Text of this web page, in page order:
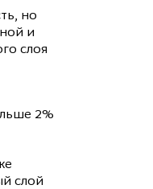
но
и
слоя
2%
слой